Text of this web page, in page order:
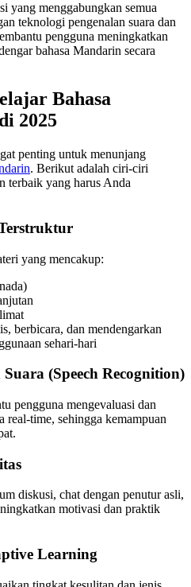
yang menggabungkan semua
teknologi pengenalan suara dan
pengguna meningkatkan
bahasa Mandarin secara
Bahasa
2025
penting untuk menunjang
. Berikut adalah ciri-ciri
terbaik yang harus Anda
yang mencakup:
berbicara, dan mendengarkan
sehari-hari
(Speech Recognition)
pengguna mengevaluasi dan
real-time, sehingga kemampuan
diskusi, chat dengan penutur asli,
motivasi dan praktik
Learning